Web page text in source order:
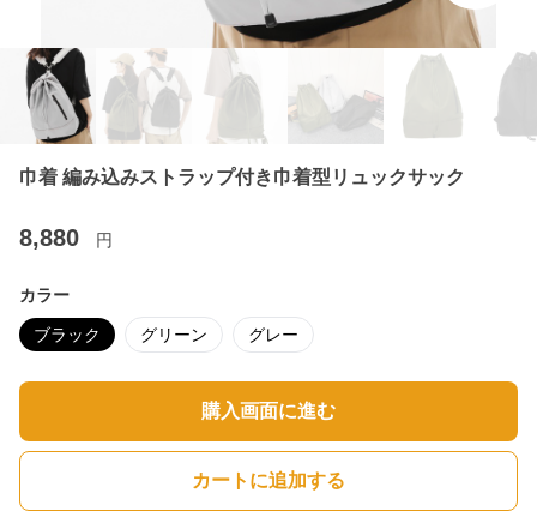
巾着 編み込みストラップ付き巾着型リュックサック
8,880 円
カラー
ブラック グリーン グレー
購入画面に進む
カートに追加する